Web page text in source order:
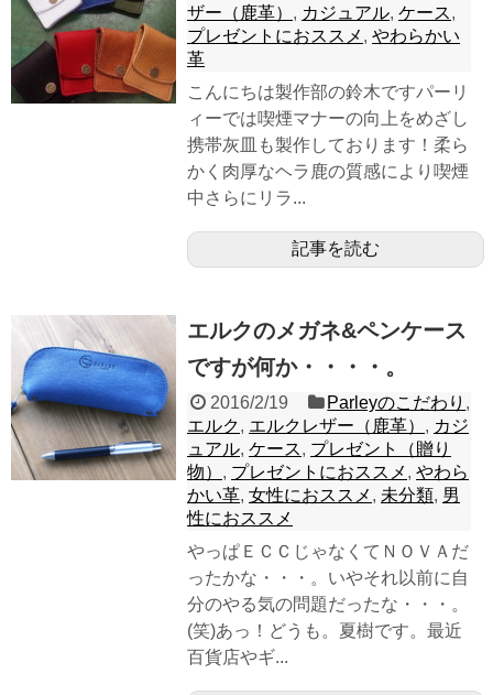
ザー（鹿革） , カジュアル, ケース,
プレゼントにおススメ , やわらかい
革
こんにちは製作部の鈴木ですパーリ
ィーでは喫煙マナーの向上をめざし
携帯灰皿も製作しております！柔ら
かく肉厚なヘラ鹿の質感により喫煙
中さらにリラ...
記事を読む
エルクのメガネ&ペンケース
ですが何か・・・・。
2016/2/19 Parleyのこだわり ,
エルク, エルクレザー（鹿革） , カジ
ュアル, ケース, プレゼント（贈り
物） , プレゼントにおススメ , やわら
かい革, 女性におススメ , 未分類, 男
性におススメ
やっぱＥＣＣじゃなくてＮＯＶＡだ
ったかな・・・。いやそれ以前に自
分のやる気の問題だったな・・・。
(笑)あっ！どうも。夏樹です。最近
百貨店やギ...